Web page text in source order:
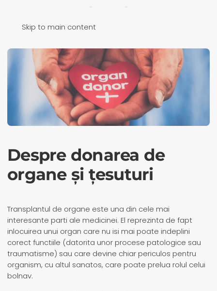
Skip to main content
Despre donarea de
organe și țesuturi
Transplantul de organe este una din cele mai
interesante parti ale medicinei. El reprezinta de fapt
inlocuirea unui organ care nu isi mai poate indeplini
corect functiile (datorita unor procese patologice sau
traumatisme) sau care devine chiar periculos pentru
organism, cu altul sanatos, care poate prelua rolul celui
bolnav.